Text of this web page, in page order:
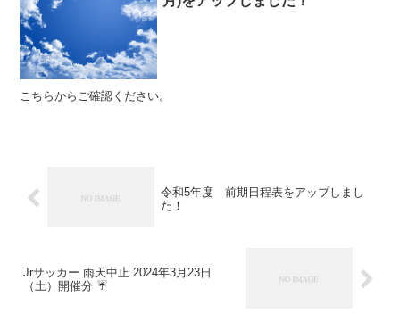
こちらからご確認ください。
令和5年度 前期日程表をアップしまし
た！
Jrサッカー 雨天中止 2024年3月23日
（土）開催分 ☔️